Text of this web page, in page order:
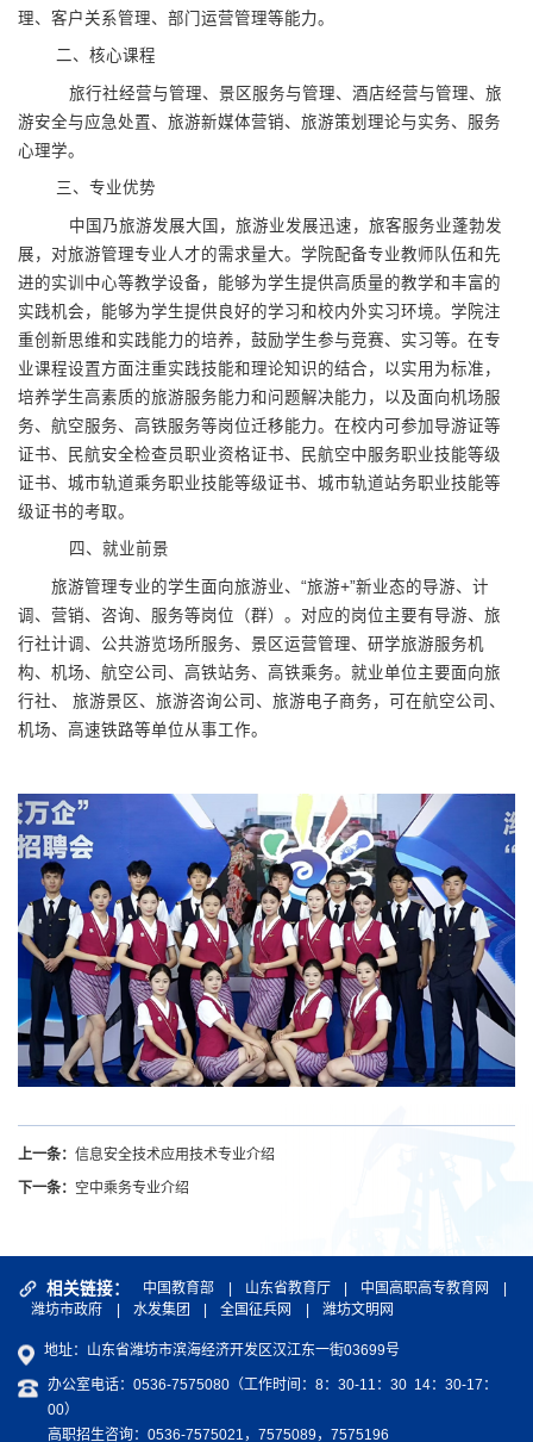
理、客户关系管理、部门运营管理等能力。
二、核心课程
旅行社经营与管理、景区服务与管理、酒店经营与管理、旅
游安全与应急处置、旅游新媒体营销、旅游策划理论与实务、服务
心理学。
三、专业优势
中国乃旅游发展大国，旅游业发展迅速，旅客服务业蓬勃发
展，对旅游管理专业人才的需求量大。学院配备专业教师队伍和先
进的实训中心等教学设备，能够为学生提供高质量的教学和丰富的
实践机会，能够为学生提供良好的学习和校内外实习环境。学院注
重创新思维和实践能力的培养，鼓励学生参与竞赛、实习等。在专
业课程设置方面注重实践技能和理论知识的结合，以实用为标准，
培养学生高素质的旅游服务能力和问题解决能力，以及面向机场服
务、航空服务、高铁服务等岗位迁移能力。在校内可参加导游证等
证书、民航安全检查员职业资格证书、民航空中服务职业技能等级
证书、城市轨道乘务职业技能等级证书、城市轨道站务职业技能等
级证书的考取。
四、就业前景
旅游管理专业的学生面向旅游业、“旅游+”新业态的导游、计
调、营销、咨询、服务等岗位（群）。对应的岗位主要有导游、旅
行社计调、公共游览场所服务、景区运营管理、研学旅游服务机
构、机场、航空公司、高铁站务、高铁乘务。就业单位主要面向旅
行社、 旅游景区、旅游咨询公司、旅游电子商务， 可在航空公司、
机场、 高速铁路等单位从事工作。
上一条： 信息安全技术应用技术专业介绍
下一条： 空中乘务专业介绍
相关链接： 中国教育部 山东省教育厅 中国高职高专教育网
潍坊市政府
水发集团 全国征兵网 潍坊文明网
地址：山东省潍坊市滨海经济开发区汉江东一街03699号
办公室电话：0536-7575080（工作时间：8：30-11：30 14：30-17：
00）
高职招生咨询：0536-7575021，7575089，7575196